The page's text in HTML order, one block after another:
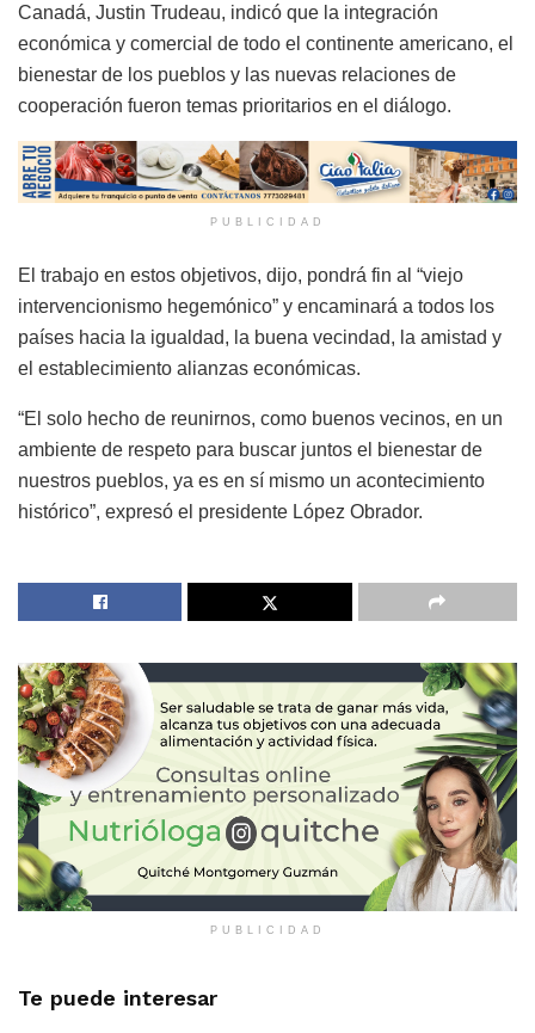
Canadá, Justin Trudeau, indicó que la integración
económica y comercial de todo el continente americano, el
bienestar de los pueblos y las nuevas relaciones de
cooperación fueron temas prioritarios en el diálogo.
PUBLICIDAD
El trabajo en estos objetivos, dijo, pondrá fin al “viejo
intervencionismo hegemónico” y encaminará a todos los
países hacia la igualdad, la buena vecindad, la amistad y
el establecimiento alianzas económicas.
“El solo hecho de reunirnos, como buenos vecinos, en un
ambiente de respeto para buscar juntos el bienestar de
nuestros pueblos, ya es en sí mismo un acontecimiento
histórico”, expresó el presidente López Obrador.
PUBLICIDAD
Te puede interesar